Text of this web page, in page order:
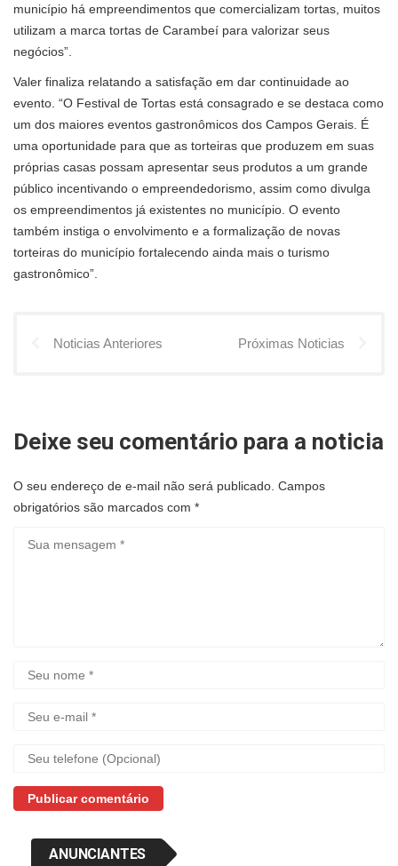
município há empreendimentos que comercializam tortas, muitos
utilizam a marca tortas de Carambeí para valorizar seus
negócios”.
Valer finaliza relatando a satisfação em dar continuidade ao
evento. “O Festival de Tortas está consagrado e se destaca como
um dos maiores eventos gastronômicos dos Campos Gerais. É
uma oportunidade para que as torteiras que produzem em suas
próprias casas possam apresentar seus produtos a um grande
público incentivando o empreendedorismo, assim como divulga
os empreendimentos já existentes no município. O evento
também instiga o envolvimento e a formalização de novas
torteiras do município fortalecendo ainda mais o turismo
gastronômico”.
Noticias Anteriores Próximas Noticias
Deixe seu comentário para a noticia
O seu endereço de e-mail não será publicado. Campos
obrigatórios são marcados com *
ANUNCIANTES